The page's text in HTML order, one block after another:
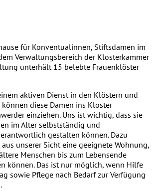
für Konventualinnen, Stiftsdamen im
Verwaltungsbereich der Klosterkammer
unterhält 15 belebte Frauenklöster
aktiven Dienst in den Klöstern und
diese Damen ins Kloster
einziehen. Uns ist wichtig, dass sie
im Alter selbstständig und
gestalten können. Dazu
unserer Sicht eine geeignete Wohnung,
Menschen bis zum Lebensende
können. Das ist nur möglich, wenn Hilfe
sowie Pflege nach Bedarf zur Verfügung